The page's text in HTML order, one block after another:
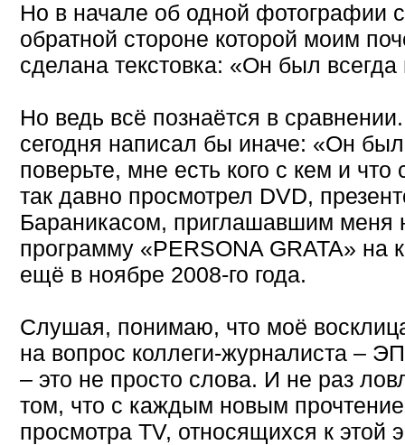
Но в начале об одной фотографии
обратной стороне которой моим
сделана текстовка: «Он был
Но ведь всё познаётся в
сегодня написал бы иначе: «Он
поверьте, мне есть кого с кем и
так давно просмотрел DVD,
Бараникасом, приглашавшим меня
программу «PERSONA GRATA»
ещё в ноябре 2008-го года.
Слушая, понимаю, что моё
на вопрос коллеги-журналиста
– это не просто слова. И не раз
том, что с каждым новым
просмотра TV, относящихся к этой